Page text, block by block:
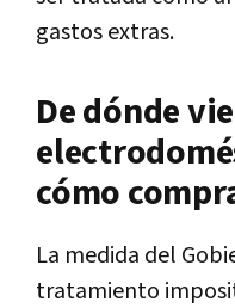
gastos extras.
De dónde
cómo
La medida del
tratamiento